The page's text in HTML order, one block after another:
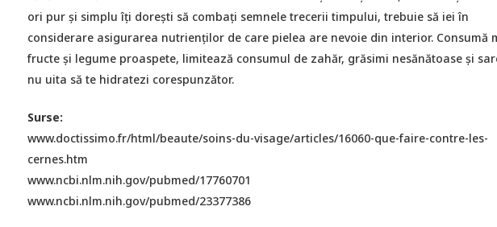
ori pur și simplu îți dorești să combați semnele trecerii timpului, trebuie să iei în
considerare asigurarea nutrienților de care pielea are nevoie din interior. Consumă
fructe și legume proaspete, limitează consumul de zahăr, grăsimi nesănătoase și
nu uita să te hidratezi corespunzător.
Surse:
www.doctissimo.fr/html/beaute/soins-du-visage/articles/16060-que-faire-contre-les-
cernes.htm
www.ncbi.nlm.nih.gov/pubmed/17760701
www.ncbi.nlm.nih.gov/pubmed/23377386